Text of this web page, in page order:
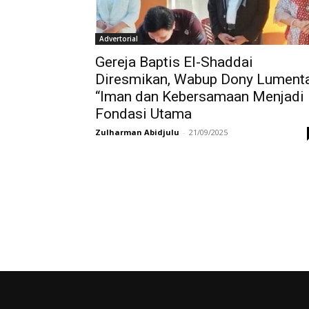
Advertorial
Gereja Baptis El-Shaddai
Diresmikan, Wabup Dony
“Iman dan Kebersamaan Menjadi
Fondasi Utama
Zulharman Abidjulu - 21/09/2025